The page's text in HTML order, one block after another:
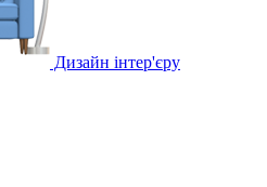
Дизайн інтер'єру